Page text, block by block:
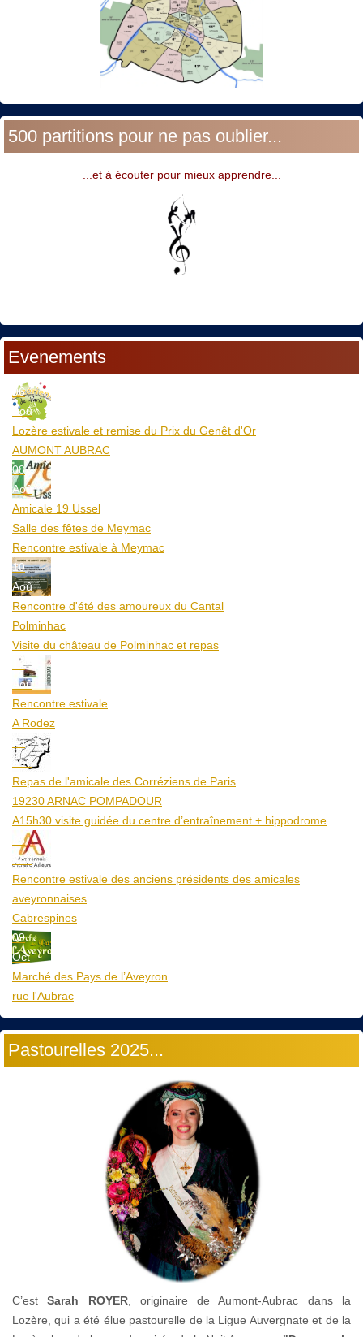
500 partitions pour ne pas oublier...
...et à écouter pour mieux apprendre...
Evenements
06
Aoû
Lozère estivale et remise du Prix du Genêt d'Or
AUMONT AUBRAC
08
Aoû
Amicale 19 Ussel
Salle des fêtes de Meymac
Rencontre estivale à Meymac
10
Aoû
Rencontre d'été des amoureux du Cantal
Polminhac
Visite du château de Polminhac et repas
12
Aoû
Rencontre estivale
A Rodez
23
Aoû
Repas de l'amicale des Corréziens de Paris
19230 ARNAC POMPADOUR
A15h30 visite guidée du centre d’entraînement + hippodrome
25
Aoû
Rencontre estivale des anciens présidents des amicales
aveyronnaises
Cabrespines
09
Oct
Marché des Pays de l’Aveyron
rue l'Aubrac
Pastourelles 2025...
C’estSarah ROYER, originaire de Aumont-Aubrac dans la
Lozère, qui a été élue pastourelle de la Ligue Auvergnate et de la